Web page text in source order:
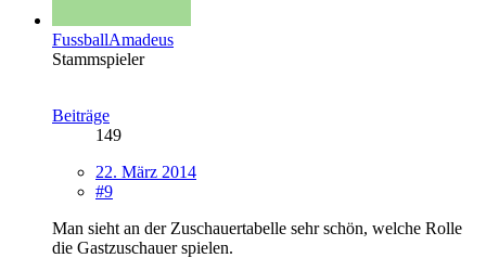
FussballAmadeus
Stammspieler
Beiträge
149
22. März 2014
#9
Man sieht an der Zuschauertabelle sehr schön, welche Rolle
die Gastzuschauer spielen.